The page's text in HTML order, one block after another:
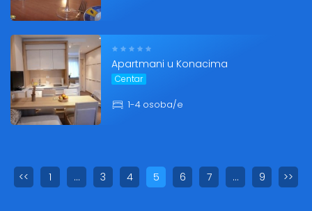
Apartmani u Konacima
Centar
1-4 osoba/e
<< 1 … 3 4 5 6 7 … 9 >>